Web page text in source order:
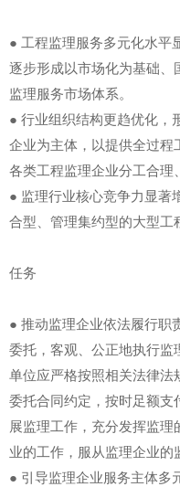
● 工程监理服务多元化水平
逐步形成以市场化为基础、
监理服务市场体系。
● 行业组织结构更趋优化，
企业为主体，以提供全过程
各类工程监理企业分工合理
● 监理行业核心竞争力显著
合型、管理集约型的大型工
任务
● 推动监理企业依法履行职
委托，客观、公正地执行监
单位应严格按照相关法律法
委托合同约定，按时足额支
展监理工作，充分发挥监
业的工作，服从监理企业的
● 引导监理企业服务主体多